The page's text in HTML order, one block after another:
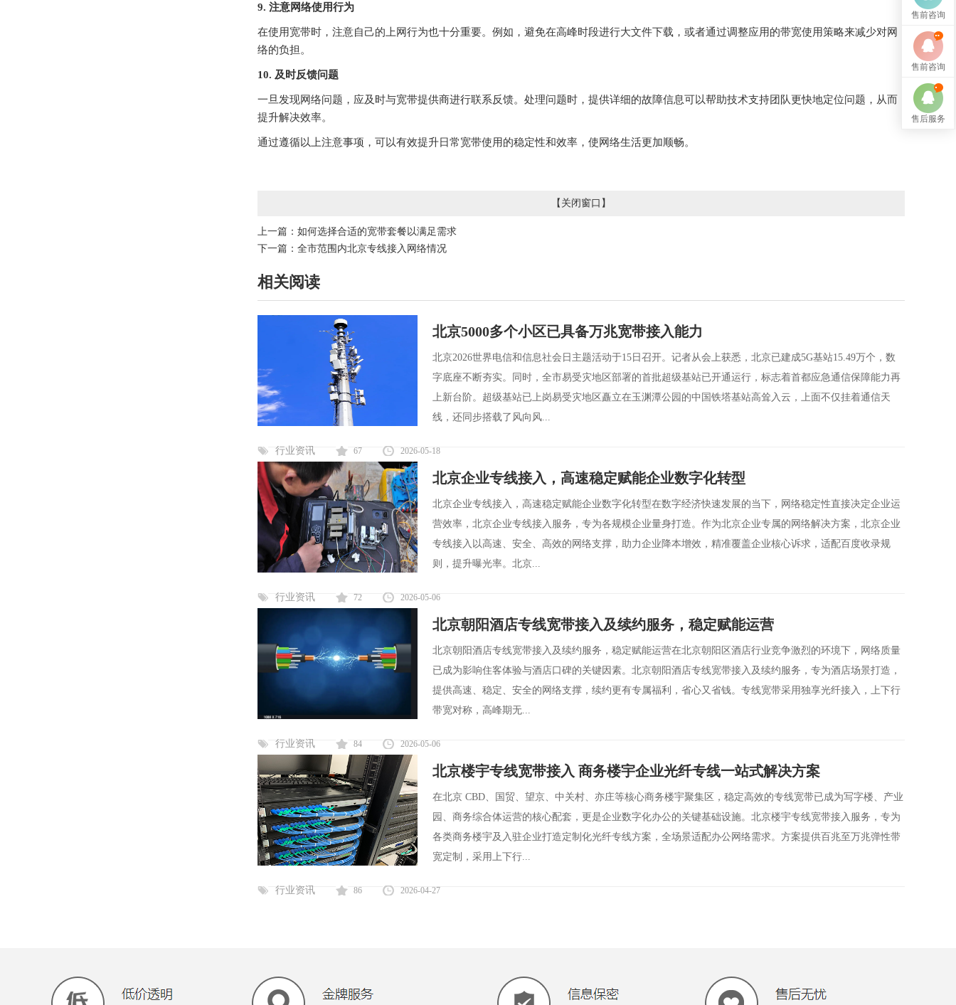
9. 注意网络使用行为
在使用宽带时，注意自己的上网行为也十分重要。例如，避免在高峰时段进行大文件下载，或者通过调整应用的带宽使用策略来减少对网
络的负担。
10. 及时反馈问题
一旦发现网络问题，应及时与宽带提供商进行联系反馈。处理问题时，提供详细的故障信息可以帮助技术支持团队更快地定位问题，从而
提升解决效率。
通过遵循以上注意事项，可以有效提升日常宽带使用的稳定性和效率，使网络生活更加顺畅。
【 关闭窗口 】
上一篇： 如何选择合适的宽带套餐以满足需求
下一篇： 全市范围内北京专线接入网络情况
相关阅读
北京5000多个小区已具备万兆宽带接入能力
北京2026世界电信和信息社会日主题活动于15日召开。记者从会上获悉，北京已建成5G基站15.49万个，数
字底座不断夯实。同时，全市易受灾地区部署的首批超级基站已开通运行，标志着首都应急通信保障能力再
上新台阶。超级基站已上岗易受灾地区矗立在玉渊潭公园的中国铁塔基站高耸入云，上面不仅挂着通信天
线，还同步搭载了风向风...
行业资讯 67 2026-05-18
北京企业专线接入，高速稳定赋能企业数字化转型
北京企业专线接入，高速稳定赋能企业数字化转型在数字经济快速发展的当下，网络稳定性直接决定企业运
营效率，北京企业专线接入服务，专为各规模企业量身打造。作为北京企业专属的网络解决方案，北京企业
专线接入以高速、安全、高效的网络支撑，助力企业降本增效，精准覆盖企业核心诉求，适配百度收录规
则，提升曝光率。北京...
行业资讯 72 2026-05-06
北京朝阳酒店专线宽带接入及续约服务，稳定赋能运营
北京朝阳酒店专线宽带接入及续约服务，稳定赋能运营在北京朝阳区酒店行业竞争激烈的环境下，网络质量
已成为影响住客体验与酒店口碑的关键因素。北京朝阳酒店专线宽带接入及续约服务，专为酒店场景打造，
提供高速、稳定、安全的网络支撑，续约更有专属福利，省心又省钱。专线宽带采用独享光纤接入，上下行
带宽对称，高峰期无...
行业资讯 84 2026-05-06
北京楼宇专线宽带接入 商务楼宇企业光纤专线一站式解决方案
在北京 CBD、国贸、望京、中关村、亦庄等核心商务楼宇聚集区，稳定高效的专线宽带已成为写字楼、产业
园、商务综合体运营的核心配套，更是企业数字化办公的关键基础设施。北京楼宇专线宽带接入服务，专为
各类商务楼宇及入驻企业打造定制化光纤专线方案，全场景适配办公网络需求。方案提供百兆至万兆弹性带
宽定制，采用上下行...
行业资讯 86 2026-04-27
售前咨询
售前咨询
售后服务